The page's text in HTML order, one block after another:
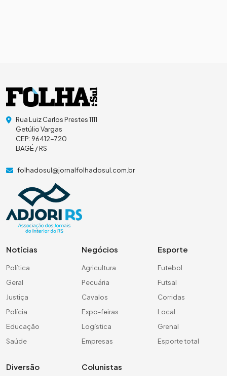
Rua Luiz Carlos Prestes 1111
Getúlio Vargas
CEP: 96412-720
BAGÉ / RS
folhadosul@jornalfolhadosul.com.br
Notícias
Política
Geral
Justiça
Polícia
Educação
Saúde
Negócios
Agricultura
Pecuária
Cavalos
Expo-feiras
Logística
Empresas
Esporte
Futebol
Futsal
Corridas
Local
Grenal
Esporte total
Diversão Colunistas